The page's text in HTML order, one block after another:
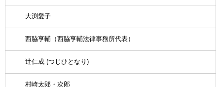
大渕愛子
西脇亨輔（西脇亨輔法律事務所代表）
辻仁成 (つじひとなり)
村崎太郎・次郎